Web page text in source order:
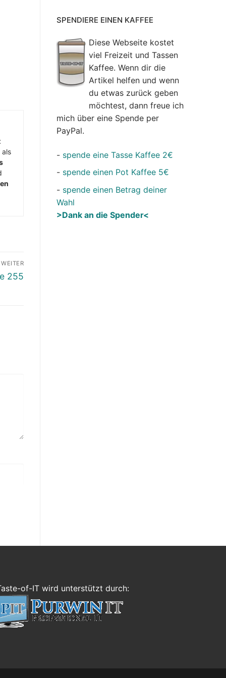
WEITER
255
SPENDIERE EINEN KAFFEE
Diese Webseite kostet
viel Freizeit und Tassen
Kaffee. Wenn dir die
Artikel helfen und wenn
du etwas zurück geben
möchtest, dann freue ich
mich über eine Spende per
PayPal.
- spende eine Tasse Kaffee 2€
- spende einen Pot Kaffee 5€
- spende einen Betrag deiner
Wahl
>Dank an die Spender<
of-IT wird unterstützt durch: